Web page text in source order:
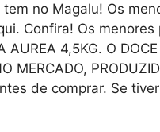
no Magalu! Os
Confira! Os
AUREA 4,5KG. O
MERCADO,
de comprar. Se